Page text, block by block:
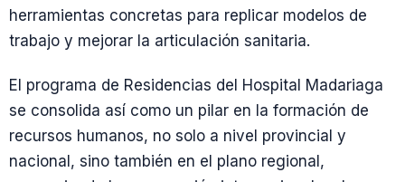
herramientas concretas para replicar modelos de
trabajo y mejorar la articulación sanitaria.
El programa de Residencias del Hospital Madariaga
se consolida así como un pilar en la formación de
recursos humanos, no solo a nivel provincial y
nacional, sino también en el plano regional,